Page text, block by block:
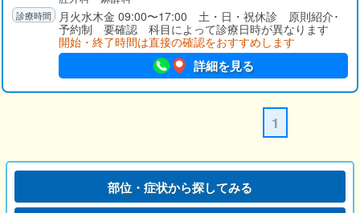
月火水木金 09:00〜17:00 土・日・祝休診 原則紹介･
予約制 要確認 科目によって診療日時が異なります
開始・終了時間は直接の確認をおすすめします
詳細を見る
1
部位・症状から探してみる